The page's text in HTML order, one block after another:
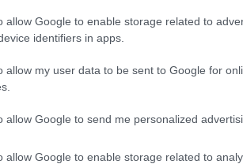
allow Google to enable storage related to
identifiers in apps.
allow my user data to be sent to Google for
allow Google to send me personalized
allow Google to enable storage related to
la decisión del BoE será crucial, dado
La confirmación de esta política
deuda y en la confianza de los
tasas?